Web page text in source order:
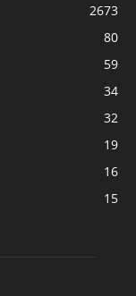
2673
80
59
34
32
19
16
15